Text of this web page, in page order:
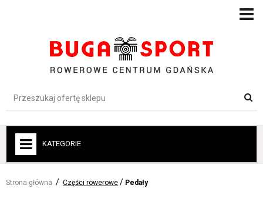
KATEGORIE
Strona główna Części rowerowe Pedały